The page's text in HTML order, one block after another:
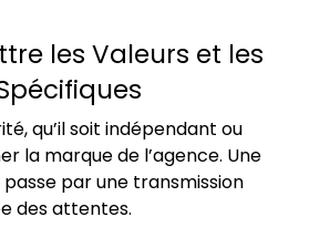
les Valeurs et les
qu’il soit indépendant ou
la marque de l’agence. Une
par une transmission
des attentes.